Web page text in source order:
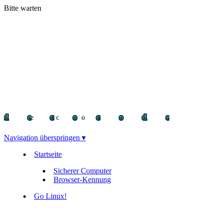
Bitte warten
decocode
decocode
deco
Navigation überspringen ▾
Startseite
Sicherer Computer
Browser-Kennung
Go Linux!